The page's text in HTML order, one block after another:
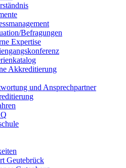
Befragungen
Expertise
Akkreditierung
und Ansprechpartner
Geutebrück